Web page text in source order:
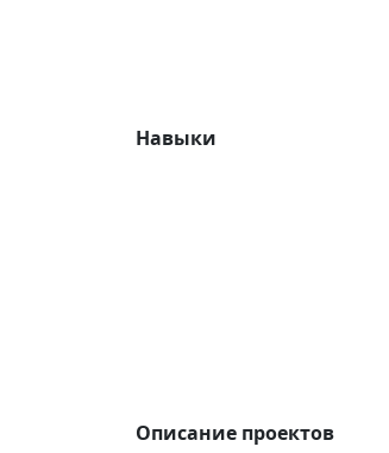
Навыки
Описание проектов